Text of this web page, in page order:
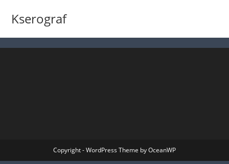
Kserograf
Copyright - WordPress Theme by OceanWP